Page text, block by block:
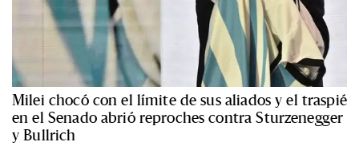
Milei chocó con el límite de sus aliados y el traspié
en el Senado abrió reproches contra Sturzenegger
y Bullrich